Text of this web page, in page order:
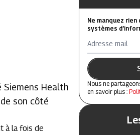
Siemens Health
son côté
à la fois de
Ne manquez
systèmes
Adresse mail
Nous ne
en savoir plus :